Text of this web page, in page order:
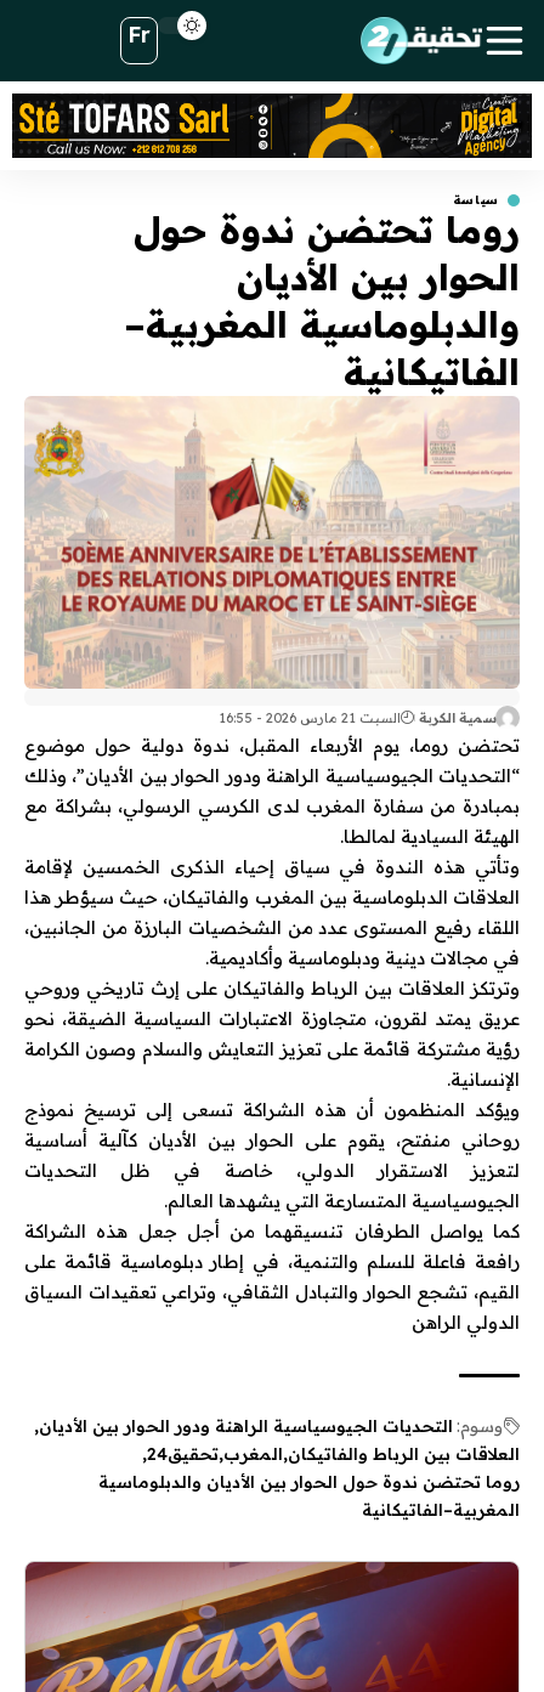
Fr
سياسة
روما تحتضن ندوة حول
الحوار بين الأديان
والدبلوماسية المغربية–
الفاتيكانية
سمية الكربة السبت 21 مارس 2026 - 16:55
تحتضن روما، يوم الأربعاء المقبل، ندوة دولية حول موضوع
“التحديات الجيوسياسية الراهنة ودور الحوار بين الأديان”، وذلك
بمبادرة من سفارة المغرب لدى الكرسي الرسولي، بشراكة مع
الهيئة السيادية لمالطا.
وتأتي هذه الندوة في سياق إحياء الذكرى الخمسين لإقامة
العلاقات الدبلوماسية بين المغرب والفاتيكان، حيث سيؤطر هذا
اللقاء رفيع المستوى عدد من الشخصيات البارزة من الجانبين،
في مجالات دينية ودبلوماسية وأكاديمية.
وترتكز العلاقات بين الرباط والفاتيكان على إرث تاريخي وروحي
عريق يمتد لقرون، متجاوزة الاعتبارات السياسية الضيقة، نحو
رؤية مشتركة قائمة على تعزيز التعايش والسلام وصون الكرامة
الإنسانية.
ويؤكد المنظمون أن هذه الشراكة تسعى إلى ترسيخ نموذج
روحاني منفتح، يقوم على الحوار بين الأديان كآلية أساسية
لتعزيز الاستقرار الدولي، خاصة في ظل التحديات
الجيوسياسية المتسارعة التي يشهدها العالم.
كما يواصل الطرفان تنسيقهما من أجل جعل هذه الشراكة
رافعة فاعلة للسلم والتنمية، في إطار دبلوماسية قائمة على
القيم، تشجع الحوار والتبادل الثقافي، وتراعي تعقيدات السياق
الدولي الراهن
وسوم: التحديات الجيوسياسية الراهنة ودور الحوار بين الأديان
العلاقات بين الرباط والفاتيكان المغرب تحقيق24
روما تحتضن ندوة حول الحوار بين الأديان والدبلوماسية
المغربية–الفاتيكانية